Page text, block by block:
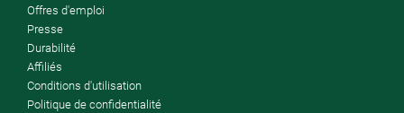
Offres d'emploi
Presse
Durabilité
Affiliés
Conditions d'utilisation
Politique de confidentialité